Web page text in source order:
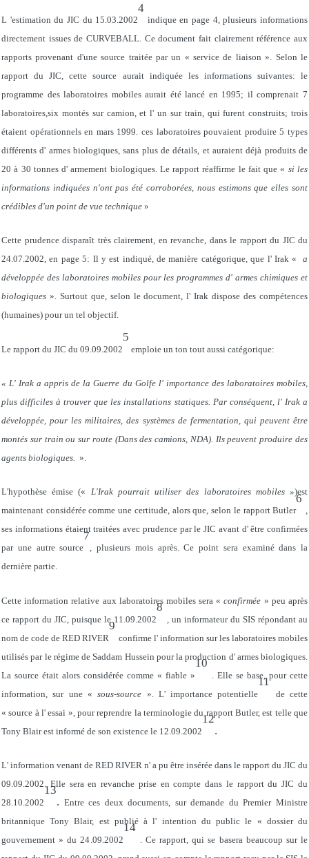
L 'estimation du JIC du 15.03.2002
4
indique en page 4, plusieurs informations
directement issues de CURVEBALL. Ce document fait clairement référence aux
rapports provenant d'une source traitée par un « service de liaison ». Selon le
rapport du JIC, cette source aurait indiquée les informations suivantes: le
programme des laboratoires mobiles aurait été lancé en 1995; il comprenait 7
laboratoires,six montés sur camion, et l' un sur train, qui furent construits; trois
étaient opérationnels en mars 1999. ces laboratoires pouvaient produire 5 types
différents d' armes biologiques, sans plus de détails, et auraient déjà produits de
20 à 30 tonnes d' armement biologiques. Le rapport réaffirme le fait que « si les
informations indiquées n'ont pas été corroborées, nous estimons que elles sont
crédibles d'un point de vue technique »
Cette prudence disparaît très clairement, en revanche, dans le rapport du JIC du
24.07.2002, en page 5: Il y est indiqué, de manière catégorique, que l' Irak « a
développée des laboratoires mobiles pour les programmes d' armes chimiques et
biologiques ». Surtout que, selon le document, l' Irak dispose des compétences
(humaines) pour un tel objectif.
Le rapport du JIC du 09.09.2002
5
emploie un ton tout aussi catégorique:
« L' Irak a appris de la Guerre du Golfe l' importance des laboratoires mobiles,
plus difficiles à trouver que les installations statiques. Par conséquent, l' Irak a
développée, pour les militaires, des systèmes de fermentation, qui peuvent être
montés sur train ou sur route (Dans des camions, NDA). Ils peuvent produire des
agents biologiques. ».
L'hypothèse émise (« L'Irak pourrait utiliser des laboratoires mobiles »)est
maintenant considérée comme une certitude, alors que, selon le rapport Butler
6
,
ses informations étaient traitées avec prudence par le JIC avant d' être confirmées
par une autre source
7
, plusieurs mois après. Ce point sera examiné dans la
dernière partie.
Cette information relative aux laboratoires mobiles sera «confirmée » peu après
ce rapport du JIC, puisque le 11.09.2002
8
, un informateur du SIS répondant au
nom de code de RED RIVER
9
confirme l' information sur les laboratoires mobiles
utilisés par le régime de Saddam Hussein pour la production d' armes biologiques.
La source était alors considérée comme « fiable »
10
. Elle se base, pour cette
information, sur une « sous-source ». L' importance potentielle
11
de cette
« source à l' essai », pour reprendre la terminologie du rapport Butler, est telle que
Tony Blair est informé de son existence le 12.09.2002
12
.
L' information venant de RED RIVER n' a pu être insérée dans le rapport du JIC du
09.09.2002. Elle sera en revanche prise en compte dans le rapport du JIC du
28.10.2002
13
. Entre ces deux documents, sur demande du Premier Ministre
britannique Tony Blair, est publié à l' intention du public le « dossier du
gouvernement » du 24.09.2002
14
. Ce rapport, qui se basera beaucoup sur le